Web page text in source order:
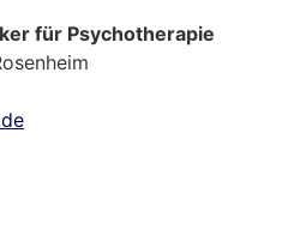
für Psychotherapie